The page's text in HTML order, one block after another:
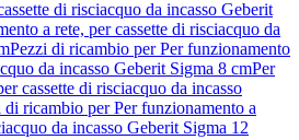
di risciacquo da incasso Geberit
a rete, per cassette di risciacquo da
Pezzi di ricambio per Per funzionamento
da incasso Geberit Sigma 8 cmPer
cassette di risciacquo da incasso
di ricambio per Per funzionamento a
da incasso Geberit Sigma 12